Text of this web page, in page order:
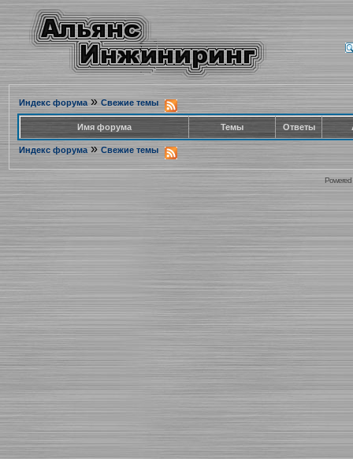
Индекс форума» Свежие темы
Имя форума Темы Ответы
Индекс форума » Свежие темы